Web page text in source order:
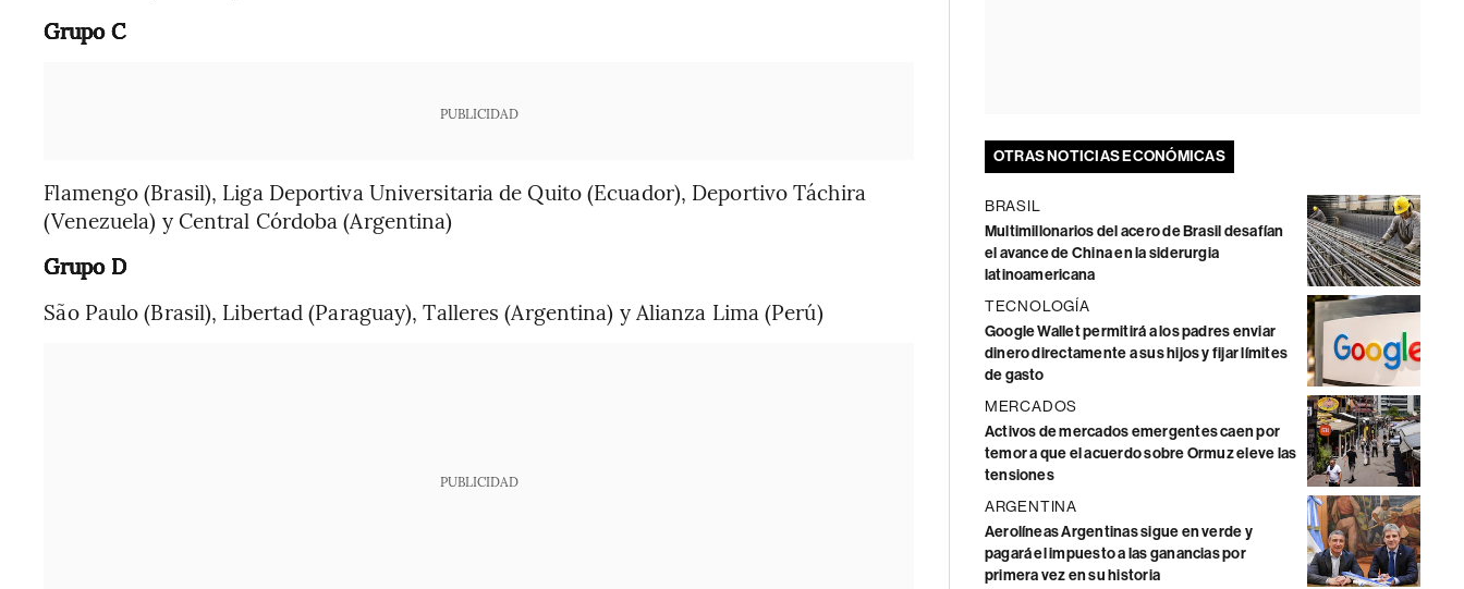
Grupo C
PUBLICIDAD
Flamengo (Brasil), Liga Deportiva Universitaria de Quito (Ecuador), Deportivo Táchira
(Venezuela) y Central Córdoba (Argentina)
Grupo D
São Paulo (Brasil), Libertad (Paraguay), Talleres (Argentina) y Alianza Lima (Perú)
PUBLICIDAD
OTRAS NOTICIAS ECONÓMICAS
BRASIL
Multimillonarios del acero de Brasil desafían
el avance de China en la siderurgia
latinoamericana
TECNOLOGÍA
Google Wallet permitirá a los padres enviar
dinero directamente a sus hijos y fijar límites
de gasto
MERCADOS
Activos de mercados emergentes caen por
temor a que el acuerdo sobre Ormuz eleve las
tensiones
ARGENTINA
Aerolíneas Argentinas sigue en verde y
pagará el impuesto a las ganancias por
primera vez en su historia